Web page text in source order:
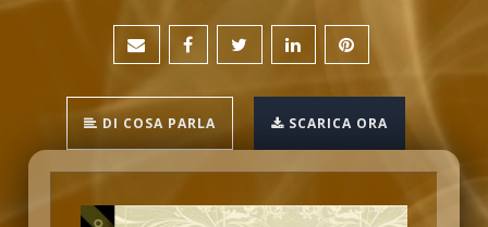
DI COSA PARLA SCARICA ORA